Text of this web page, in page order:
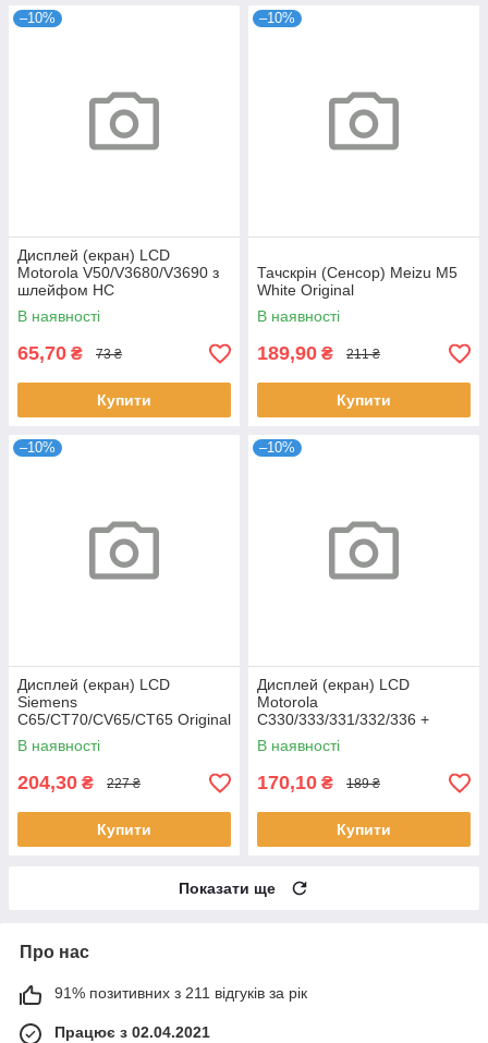
–10%
Дисплей (екран) LCD
Motorola V50/V3680/V3690 з
шлейфом HC
В наявності
65,70 ₴ 73 ₴
Купити
–10%
Тачскрін (Сенсор) Meizu M5
White Original
В наявності
189,90 ₴ 211 ₴
Купити
–10%
Дисплей (екран) LCD
Siemens
C65/CT70/CV65/CT65 Original
В наявності
204,30 ₴ 227 ₴
Купити
–10%
Дисплей (екран) LCD
Motorola
C330/333/331/332/336 +
клавіатурний модуль HC
В наявності
170,10 ₴ 189 ₴
Купити
Показати ще
Про нас
91% позитивних з 211 відгуків за рік
Працює з 02.04.2021